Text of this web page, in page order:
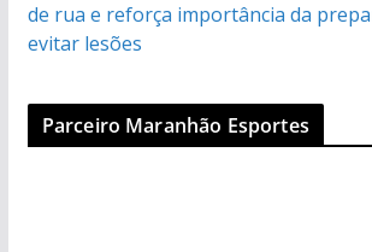
de rua e reforça importância da
evitar lesões
Parceiro Maranhão Esportes